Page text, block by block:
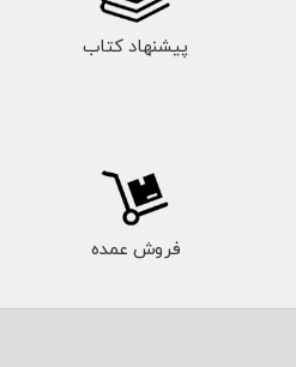
پیشنهاد کتاب
فروش عمده